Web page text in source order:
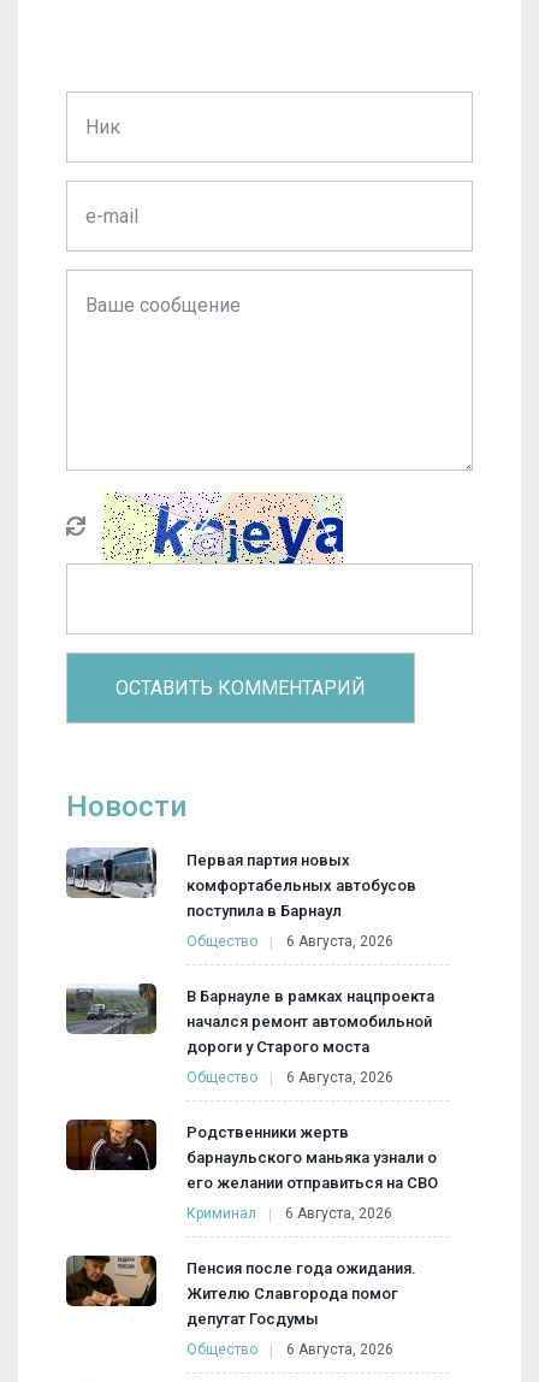
Новости
Первая партия новых
комфортабельных автобусов
поступила в Барнаул
Общество 6 Августа, 2026
В Барнауле в рамках нацпроекта
начался ремонт автомобильной
дороги у Старого моста
Общество 6 Августа, 2026
Родственники жертв
барнаульского маньяка узнали о
его желании отправиться на СВО
Криминал 6 Августа, 2026
Пенсия после года ожидания.
Жителю Славгорода помог
депутат Госдумы
Общество 6 Августа, 2026